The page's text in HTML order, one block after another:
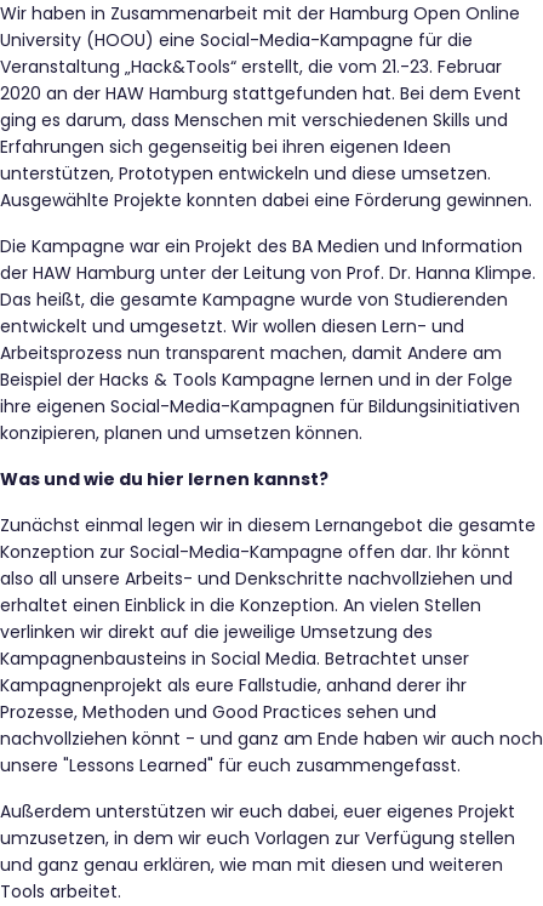
Wir haben in Zusammenarbeit mit der Hamburg Open Online
University (HOOU) eine Social-Media-Kampagne für die
Veranstaltung „Hack&Tools“ erstellt, die vom 21.-23. Februar
2020 an der HAW Hamburg stattgefunden hat. Bei dem Event
ging es darum, dass Menschen mit verschiedenen Skills und
Erfahrungen sich gegenseitig bei ihren eigenen Ideen
unterstützen, Prototypen entwickeln und diese umsetzen.
Ausgewählte Projekte konnten dabei eine Förderung gewinnen.
Die Kampagne war ein Projekt des BA Medien und Information
der HAW Hamburg unter der Leitung von Prof. Dr. Hanna Klimpe.
Das heißt, die gesamte Kampagne wurde von Studierenden
entwickelt und umgesetzt. Wir wollen diesen Lern- und
Arbeitsprozess nun transparent machen, damit Andere am
Beispiel der Hacks & Tools Kampagne lernen und in der Folge
ihre eigenen Social-Media-Kampagnen für Bildungsinitiativen
konzipieren, planen und umsetzen können.
Was und wie du hier lernen kannst?
Zunächst einmal legen wir in diesem Lernangebot die gesamte
Konzeption zur Social-Media-Kampagne offen dar. Ihr könnt
also all unsere Arbeits- und Denkschritte nachvollziehen und
erhaltet einen Einblick in die Konzeption. An vielen Stellen
verlinken wir direkt auf die jeweilige Umsetzung des
Kampagnenbausteins in Social Media. Betrachtet unser
Kampagnenprojekt als eure Fallstudie, anhand derer ihr
Prozesse, Methoden und Good Practices sehen und
nachvollziehen könnt - und ganz am Ende haben wir auch noch
unsere "Lessons Learned" für euch zusammengefasst.
Außerdem unterstützen wir euch dabei, euer eigenes Projekt
umzusetzen, in dem wir euch Vorlagen zur Verfügung stellen
und ganz genau erklären, wie man mit diesen und weiteren
Tools arbeitet.